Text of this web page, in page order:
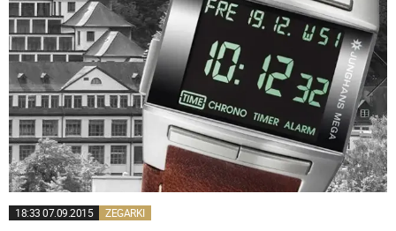
18:33 07.09.2015 ZEGARKI